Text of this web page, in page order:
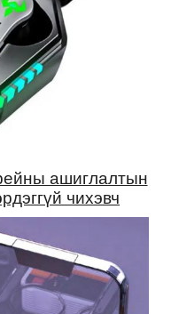
ашиглалтын
чихэвч